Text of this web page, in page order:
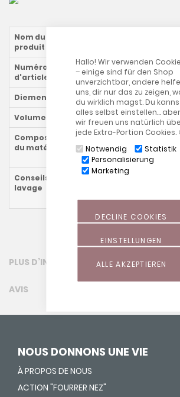
Hallo! Wir verwenden
– einige sind für den Shop
unverzichtbar, andere
uns, dir nur das zu zeigen,
du wirklich magst. Du
alles selbst einstellen… aber
wir freuen uns natürlich
jede Extra-Portion Cookies.
Notwendig
Statistik
Personalisierung
Marketing
ALLE AKZEPTIEREN
EINSTELLUNGEN
DECLINE COOKIES
Nom du
produit
Numéro
d'article
1801xx54
Diemension
140 x 27 cm
Volume
ca. 18 l
Composition
du matériau
Tissu extensible (90 %
et tissu éponge (85 %
polyamide)
Conseils de
lavage
conseils de lavage
PLUS D’INFORMATION
AVIS
NOUS DONNONS UNE VIE
À PROPOS DE NOUS
ACTION "FOURRER NEZ"